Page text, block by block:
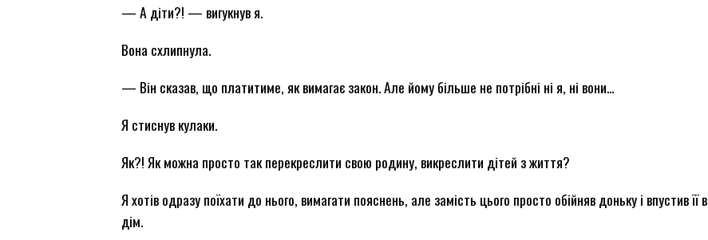
— А діти?! — вигукнув я.
Вона схлипнула.
— Він сказав, що платитиме, як вимагає закон. Але йому більше не потрібні ні я, ні вони…
Я стиснув кулаки.
Як?! Як можна просто так перекреслити свою родину, викреслити дітей з життя?
Я хотів одразу поїхати до нього, вимагати пояснень, але замість цього просто обійняв доньку і впустив її в
дім.